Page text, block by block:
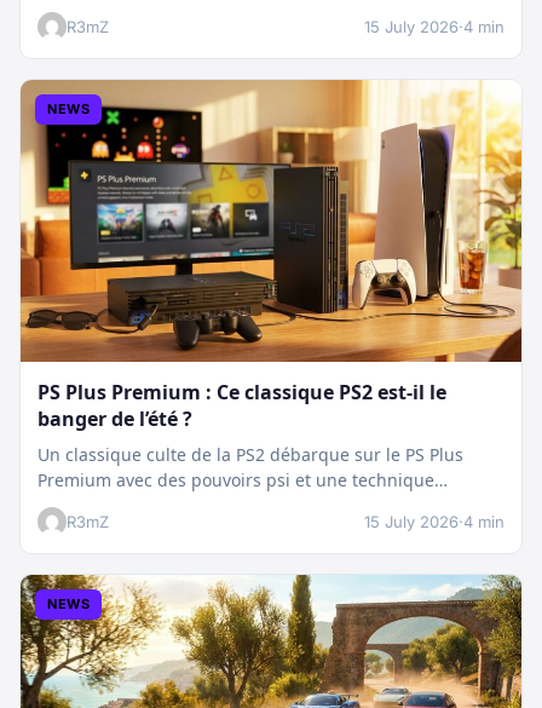
plan…
R3mZ 15 July 2026·4 min
NEWS
PS Plus Premium : Ce classique PS2 est-il le
banger de l’été ?
Un classique culte de la PS2 débarque sur le PS Plus
Premium avec des pouvoirs psi et une technique
boostée.…
R3mZ 15 July 2026·4 min
NEWS